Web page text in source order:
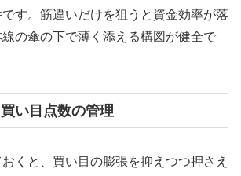
す。筋違いだけを狙うと資金効率が落
の傘の下で薄く添える構図が健全で
い目点数の管理
くと、買い目の膨張を抑えつつ押さえ